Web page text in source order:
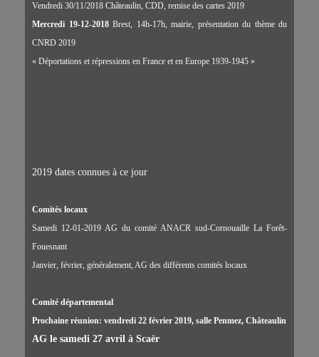
Vendredi 30/11/2018 Châteaulin, CDD, remise des cartes 2019
Mercredi 19-12-2018 Brest, 14h-17h, mairie, présentation du thème du
CNRD 2019
« Déportations et répressions en France et en Europe 1939-1945 »
2019 dates connues à ce jour
Comités locaux
Samedi 12-01-2019 AG du comité ANACR sud-Cornouaille La Forêt-
Fouesnant
Janvier, février, généralement, AG des différents comités locaux
Comité départemental
Prochaine réunion: vendredi 22 février 2019, salle Penmez, Châteaulin
AG le samedi 27 avril à Scaër